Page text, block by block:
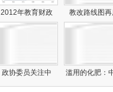
2012年教育财政 教改路线图
政协委员关注中 滥用的化肥：